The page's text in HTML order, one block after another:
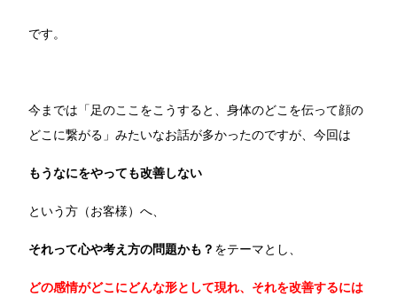
です。
今までは「足のここをこうすると、身体のどこを伝って顔の
どこに繋がる」みたいなお話が多かったのですが、今回は
もうなにをやっても改善しない
という方（お客様）へ、
それって心や考え方の問題かも？ をテーマとし、
どの感情がどこにどんな形として現れ、それを改善するには